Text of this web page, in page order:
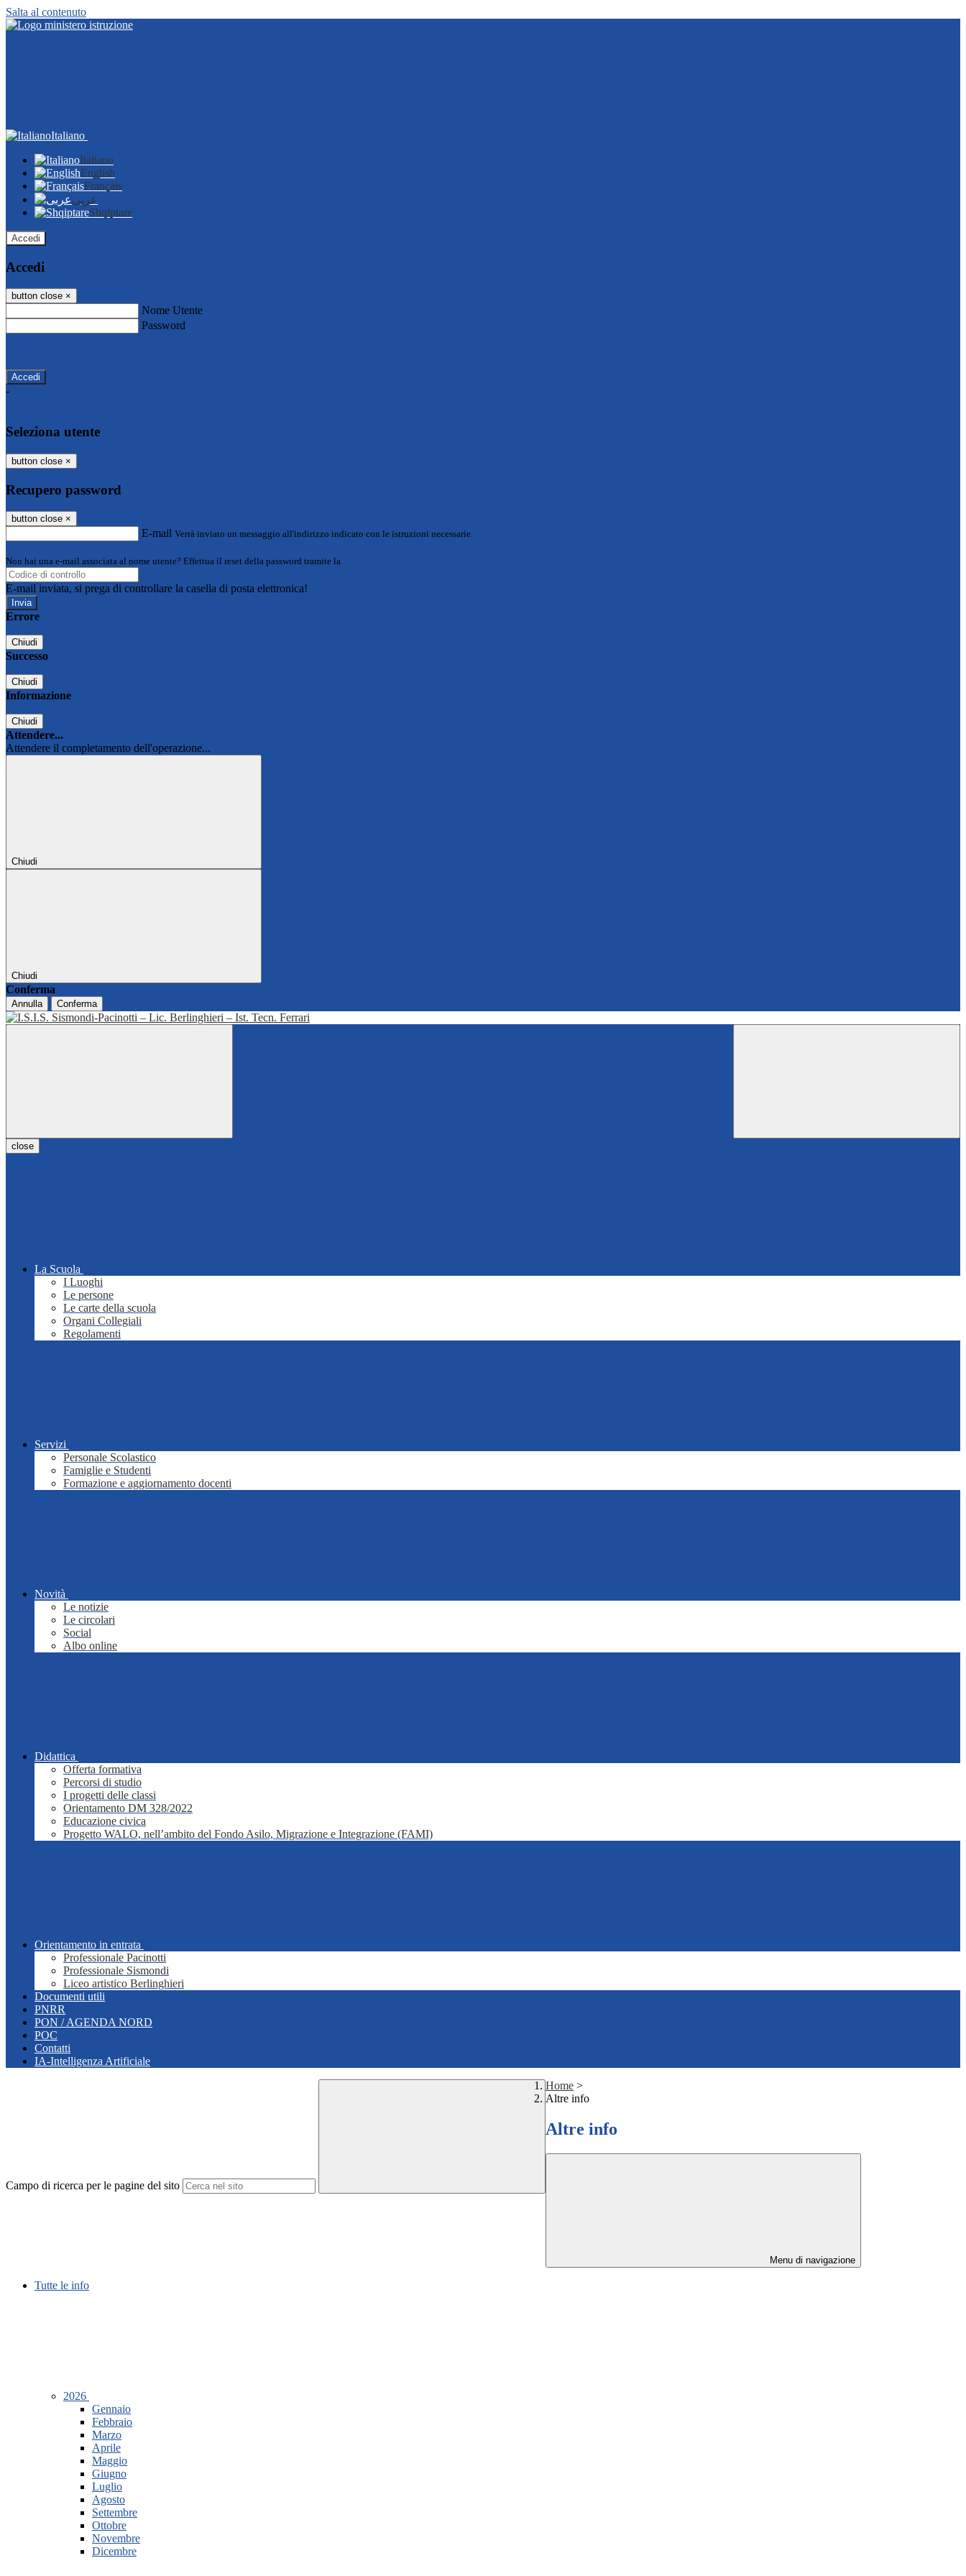
Salta al contenuto
Italiano
Italiano
English
Français
عربى
Shqiptare
Accedi
Accedi
button close ×
Nome Utente
Password
-
Seleziona utente
button close ×
Recupero password
button close ×
E-mail Verrà inviato un messaggio all'indirizzo indicato con le istruzioni necessarie.
Non hai una e-mail associata al nome utente? Effettua il reset della password tramite la
E-mail inviata, si prega di controllare la casella di posta elettronica!
Errore
Chiudi
Successo
Chiudi
Informazione
Chiudi
Attendere...
Attendere il completamento dell'operazione...
Chiudi
Chiudi
Conferma
Annulla Conferma
close
La Scuola
I Luoghi
Le persone
Le carte della scuola
Organi Collegiali
Regolamenti
Servizi
Personale Scolastico
Famiglie e Studenti
Formazione e aggiornamento docenti
Novità
Le notizie
Le circolari
Social
Albo online
Didattica
Offerta formativa
Percorsi di studio
I progetti delle classi
Orientamento DM 328/2022
Educazione civica
Progetto WALO, nell’ambito del Fondo Asilo, Migrazione e Integrazione (FAMI)
Orientamento in entrata
Professionale Pacinotti
Professionale Sismondi
Liceo artistico Berlinghieri
Documenti utili
PNRR
PON / AGENDA NORD
POC
Contatti
IA-Intelligenza Artificiale
Campo di ricerca per le pagine del sito
Home >
Altre info
Altre info
Menu di navigazione
Tutte le info
2026
Gennaio
Febbraio
Marzo
Aprile
Maggio
Giugno
Luglio
Agosto
Settembre
Ottobre
Novembre
Dicembre